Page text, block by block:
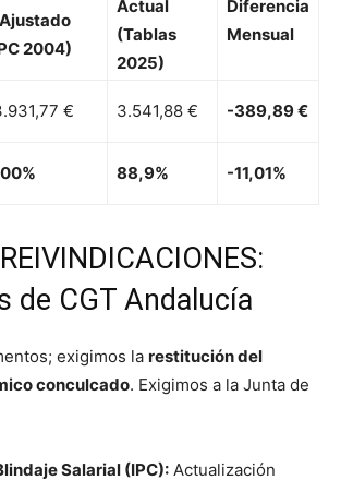
2004)
Actual
(Tablas
2025)
Diferencia
Mensual
€ 3.541,88 € -389,89 €
88,9% -11,01%
de CGT Andalucía
exigimos la restitución del
conculcado. Exigimos a la Junta de
Salarial (IPC): Actualización